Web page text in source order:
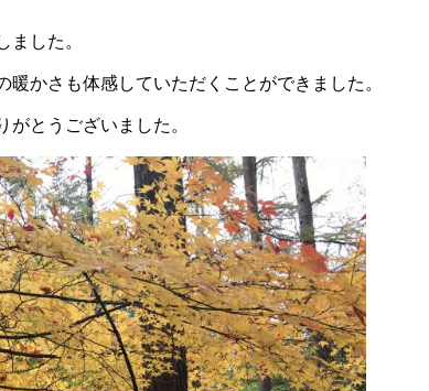
した。
かさも体感していただくことができました。
とうございました。